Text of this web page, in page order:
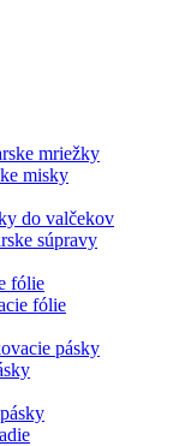
mriežky
misky
do valčekov
súpravy
fólie
fólie
pásky